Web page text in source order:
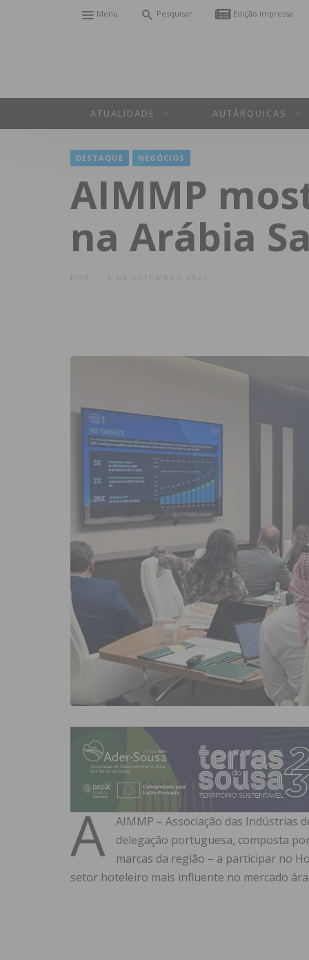
Menu Pesquisar Edição Impressa
ATUALIDADE AUTÁRQUICAS
DESTAQUE NEGÓCIOS
AIMMP
na Arábia
9 DE SETEMBRO 2023
A
AIMMP – Associação das Indústrias
delegação portuguesa, composta
marcas da região – a participar no
setor hoteleiro mais influente no mercado